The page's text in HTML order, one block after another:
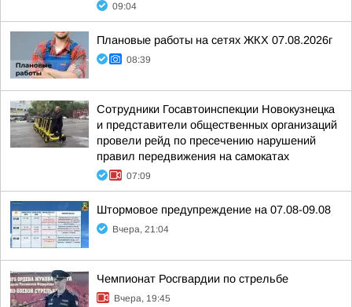
09:04
Плановые работы на сетях ЖКХ 07.08.2026г
08:39
Сотрудники Госавтоинспекции Новокузнецка
и представители общественных организаций
провели рейд по пресечению нарушений
правил передвижения на самокатах
07:09
Штормовое предупреждение на 07.08-09.08
Вчера, 21:04
Чемпионат Росгвардии по стрельбе
Вчера, 19:45